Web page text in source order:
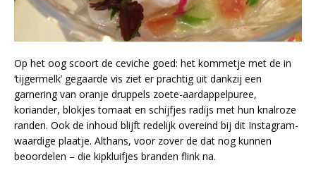
Op het oog scoort de ceviche goed: het kommetje met de in
‘tijgermelk’ gegaarde vis ziet er prachtig uit dankzij een
garnering van oranje druppels zoete-aardappelpuree,
koriander, blokjes tomaat en schijfjes radijs met hun knalroze
randen. Ook de inhoud blijft redelijk overeind bij dit Instagram-
waardige plaatje. Althans, voor zover de dat nog kunnen
beoordelen – die kipkluifjes branden flink na.